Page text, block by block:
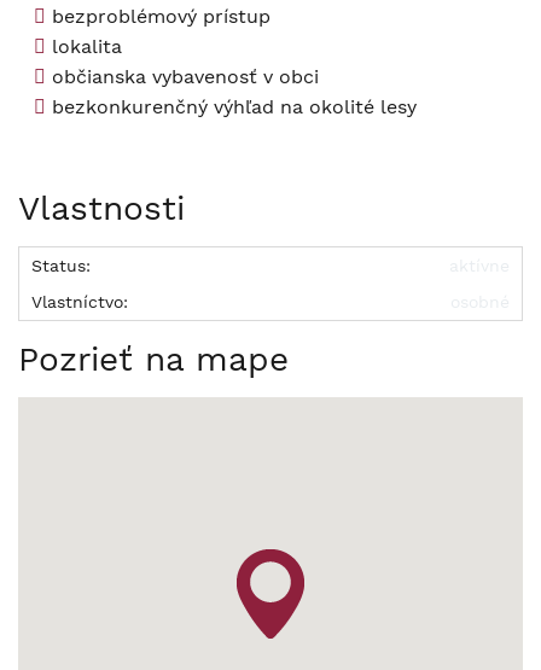
bezproblémový prístup
lokalita
občianska vybavenosť v obci
bezkonkurenčný výhľad na okolité lesy
Vlastnosti
Status:
Vlastníctvo:
Pozrieť na mape